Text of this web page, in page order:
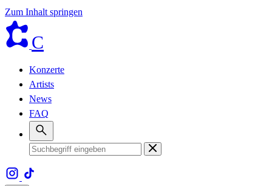
Zum Inhalt springen
C
Konzerte
Artists
News
FAQ